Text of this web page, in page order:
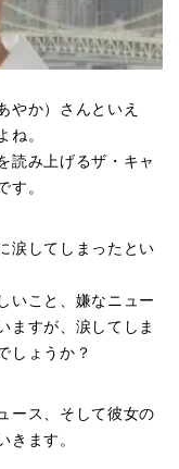
やか）さんといえ
ね。
読み上げるザ・キャ
す。
涙してしまったとい
いこと、嫌なニュー
ますが、涙してしま
しょうか？
ース、そして彼女の
きます。